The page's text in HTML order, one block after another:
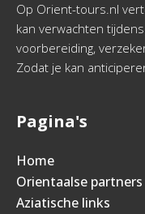
Op Orient-tours.nl
kan verwachten
voorbereiding,
Zodat je kan
Pagina's
Home
Orientaalse partners
Aziatische links